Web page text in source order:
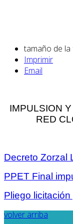
tamaño de la
Imprimir
Email
IMPULSION
RED
Decreto Zorzal
PPET Final
Pliego
volver arriba